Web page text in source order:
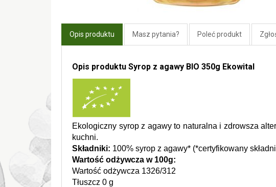
Opis produktu Masz pytania? Poleć produkt
Opis produktu Syrop z agawy BIO 350g Ekowital
Ekologiczny syrop z agawy to naturalna i zdrowsza
kuchni.
Składniki: 100% syrop z agawy* (*certyfikowany
Wartość odżywcza w 100g:
Wartość odżywcza 1326/312
Tłuszcz 0 g